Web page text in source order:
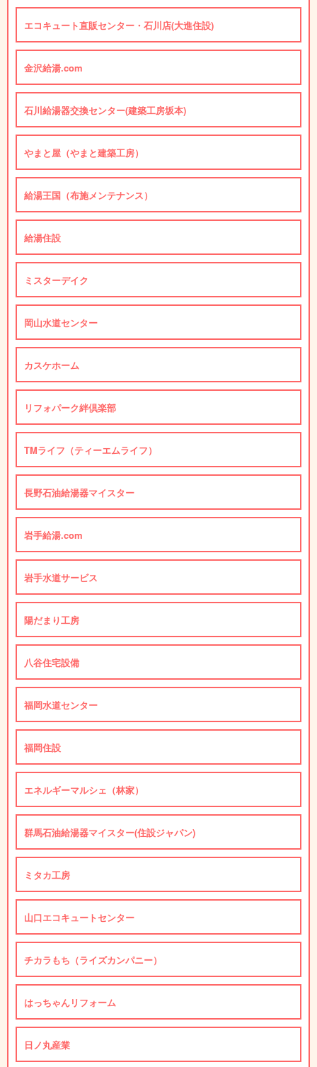
エコキュート直販センター・石川店(大進住設)
金沢給湯.com
石川給湯器交換センター(建築工房坂本)
やまと屋（やまと建築工房）
給湯王国（布施メンテナンス）
給湯住設
ミスターデイク
岡山水道センター
カスケホーム
リフォパーク絆倶楽部
TMライフ（ティーエムライフ）
長野石油給湯器マイスター
岩手給湯.com
岩手水道サービス
陽だまり工房
八谷住宅設備
福岡水道センター
福岡住設
エネルギーマルシェ（林家）
群馬石油給湯器マイスター(住設ジャパン)
ミタカ工房
山口エコキュートセンター
チカラもち（ライズカンパニー）
はっちゃんリフォーム
日ノ丸産業